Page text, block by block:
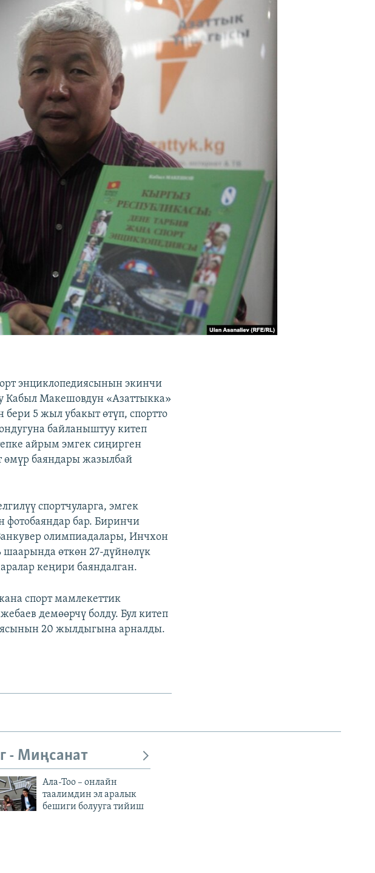
энциклопедиясынын экинчи
Макешовдун «Азаттыкка»
5 жыл убакыт өтүп, спортто
байланыштуу китеп
айрым эмгек сиңирген
өмүр баяндары жазылбай
спортчуларга, эмгек
фотобаяндар бар. Биринчи
олимпиадалары, Инчхон
өткөн 27-дүйнөлүк
кеңири баяндалган.
спорт мамлекеттик
демөөрчү болду. Бул китеп
20 жылдыгына арналды.
- Миңсанат
Ала-Тоо – онлайн
таалимдин эл аралык
бешиги болууга тийиш